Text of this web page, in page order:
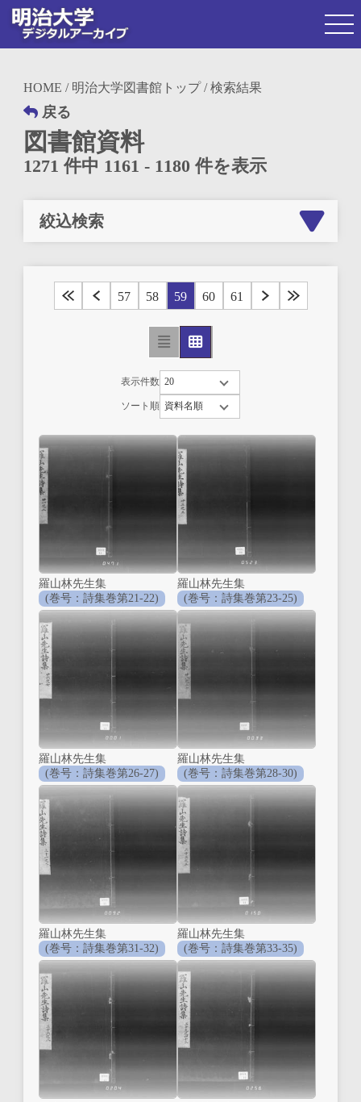
HOME / 明治大学図書館トップ/ 検索結果
戻る
図書館資料
1271 件中 1161 - 1180 件を表示
絞込検索
57 58 59 60 61
表示件数
ソート順
羅山林先生集
(巻号：詩集巻第21-22)
羅山林先生集
(巻号：詩集巻第23-25)
羅山林先生集
(巻号：詩集巻第26-27)
羅山林先生集
(巻号：詩集巻第28-30)
羅山林先生集
(巻号：詩集巻第31-32)
羅山林先生集
(巻号：詩集巻第33-35)